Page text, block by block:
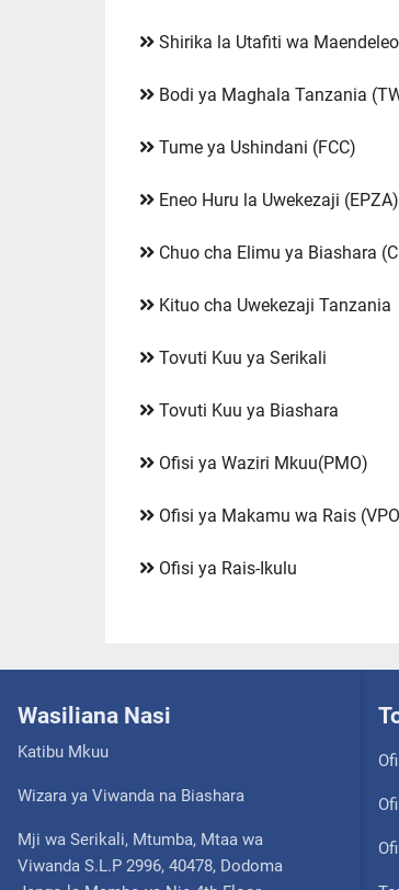
Shirika la Utafiti wa
Bodi ya Maghala Tanzania
Tume ya Ushindani (FCC)
Eneo Huru la Uwekezaji (EPZA)
Chuo cha Elimu ya Biashara
Kituo cha Uwekezaji Tanzania
Tovuti Kuu ya Serikali
Tovuti Kuu ya Biashara
Ofisi ya Waziri Mkuu(PMO)
Ofisi ya Makamu wa Rais
Ofisi ya Rais-Ikulu
Wasiliana Nasi
Katibu Mkuu
Wizara ya Viwanda na Biashara
Mji wa Serikali, Mtumba, Mtaa wa
Viwanda S.L.P 2996, 40478, Dodoma